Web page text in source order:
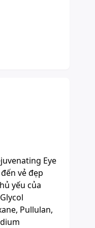
Eye
vẻ đẹp
yếu của
Pullulan,